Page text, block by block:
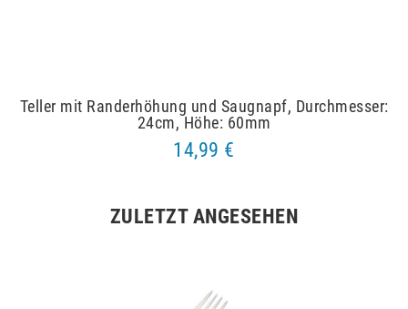
Teller mit Randerhöhung und Saugnapf, Durchmesser:
24cm, Höhe: 60mm
14,99 €
ZULETZT ANGESEHEN